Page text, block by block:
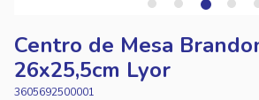
Centro de Mesa
26x25,5cm Lyor
3605692500001